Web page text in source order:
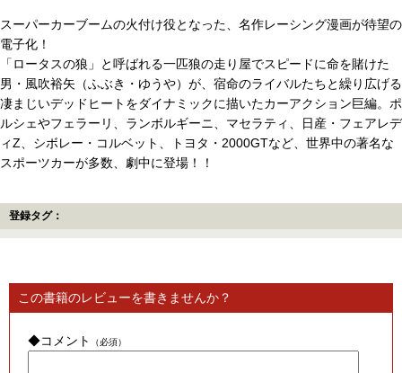
スーパーカーブームの火付け役となった、名作レーシング漫画が待望の
電子化！
「ロータスの狼」と呼ばれる一匹狼の走り屋でスピードに命を賭けた
男・風吹裕矢（ふぶき・ゆうや）が、宿命のライバルたちと繰り広げる
凄まじいデッドヒートをダイナミックに描いたカーアクション巨編。ポ
ルシェやフェラーリ、ランボルギーニ、マセラティ、日産・フェアレデ
ィZ、シボレー・コルベット、トヨタ・2000GTなど、世界中の著名な
スポーツカーが多数、劇中に登場！！
登録タグ：
この書籍のレビューを書きませんか？
◆コメント （必須）